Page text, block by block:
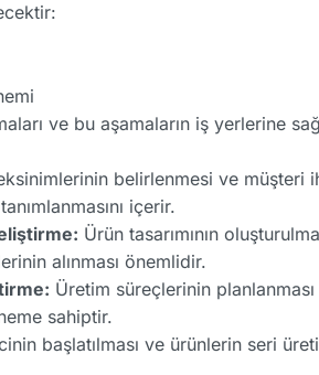
ve bu aşamaların iş yerlerine
belirlenmesi ve müşteri
içerir.
Ürün tasarımının
alınması önemlidir.
Üretim süreçlerinin
sahiptir.
başlatılması ve ürünlerin seri